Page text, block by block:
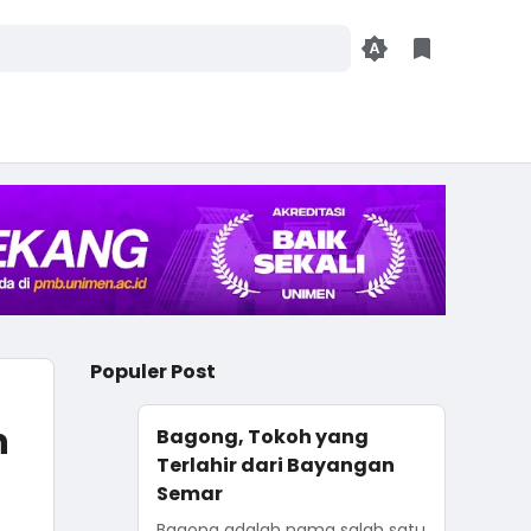
Populer Post
Bagong, Tokoh yang
Terlahir dari Bayangan
Semar